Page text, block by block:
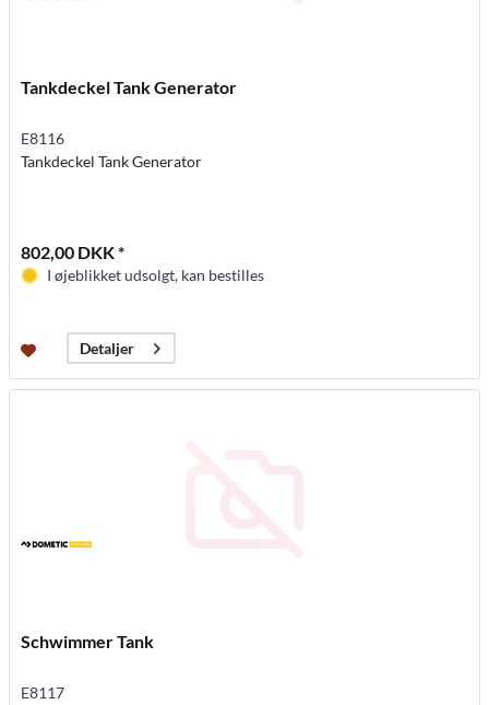
Tankdeckel Tank Generator
E8116
Tankdeckel Tank Generator
802,00 DKK *
I øjeblikket udsolgt, kan bestilles
Detaljer
Schwimmer Tank
E8117